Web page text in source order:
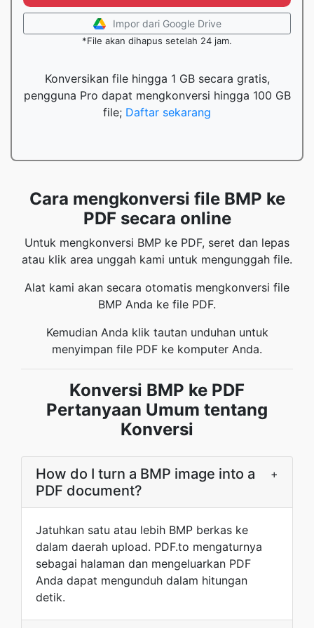
Impor dari Google Drive
*File akan dihapus setelah 24 jam.
Konversikan file hingga 1 GB secara gratis,
pengguna Pro dapat mengkonversi hingga 100 GB
file; Daftar sekarang
Cara mengkonversi file BMP ke
PDF secara online
Untuk mengkonversi BMP ke PDF, seret dan lepas
atau klik area unggah kami untuk mengunggah file.
Alat kami akan secara otomatis mengkonversi file
BMP Anda ke file PDF.
Kemudian Anda klik tautan unduhan untuk
menyimpan file PDF ke komputer Anda.
Konversi BMP ke PDF
Pertanyaan Umum tentang
Konversi
How do I turn a BMP image into a
PDF document?
+
Jatuhkan satu atau lebih BMP berkas ke
dalam daerah upload. PDF.to mengaturnya
sebagai halaman dan mengeluarkan PDF
Anda dapat mengunduh dalam hitungan
detik.